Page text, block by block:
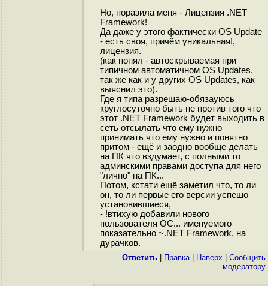
Но, поразила меня - Лицензия .NET
Framework!
Да даже у этого фактически OS Update
- есть своя, причём уникальная!,
лицензия.
(как понял - автоскрываемая при
типичном автоматичном OS Updates,
так же как и у других OS Updates, как
выяснил это).
Где я типа разрешаю-обязауюсь
круглосуточно быть не против того что
этот .NET Framework будет выходить в
сеть отсылать что ему нужно
принимать что ему нужно и понятно
притом - ещё и заодно вообще делать
на ПК что вздумает, с полными то
админскими правами доступа для него
"лично" на ПК...
Потом, кстати ещё заметил что, то ли
он, то ли первые его версии успешо
установившиеся,
- !втихую добавили нового
пользователя ОС... именуемого
показательно ~.NET Framework, на
дурачков.
Ответить Правка| Наверх
Cообщить
модератору